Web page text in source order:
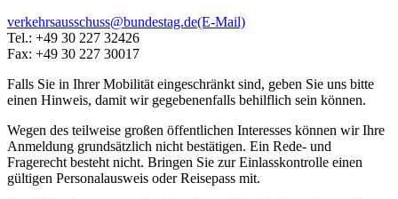
verkehrsausschuss@bundestag.de(E-Mail)
Tel.: +49 30 227 32426
Fax: +49 30 227 30017
Falls Sie in Ihrer Mobilität eingeschränkt sind, geben Sie uns bitte
einen Hinweis, damit wir gegebenenfalls behilflich sein können.
Wegen des teilweise großen öffentlichen Interesses können wir Ihre
Anmeldung grundsätzlich nicht bestätigen. Ein Rede- und
Fragerecht besteht nicht. Bringen Sie zur Einlasskontrolle einen
gültigen Personalausweis oder Reisepass mit.